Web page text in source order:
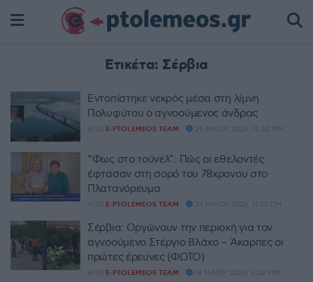
Ετικέτα: Σέρβια
Εντοπίστηκε νεκρός μέσα στη λίμνη
Πολυφύτου ο αγνοούμενος άνδρας
ΑΠΌ E-PTOLEMEOS TEAM 25 ΜΑΪ́ΟΥ 2026, 12:52 ΜΜ
“Φως στο τούνελ”: Πώς οι εθελοντές
έφτασαν στη σορό του 78χρονου στο
Πλατανόρευμα
ΑΠΌ E-PTOLEMEOS TEAM 24 ΜΑΪ́ΟΥ 2026, 11:00 ΠΜ
Σέρβια: Οργώνουν την περιοχή για τον
αγνοούμενο Στέργιο Βλάχο – Άκαρπες οι
πρώτες έρευνες (ΦΩΤΟ)
ΑΠΌ E-PTOLEMEOS TEAM 14 ΜΑΪ́ΟΥ 2026, 6:24 ΜΜ